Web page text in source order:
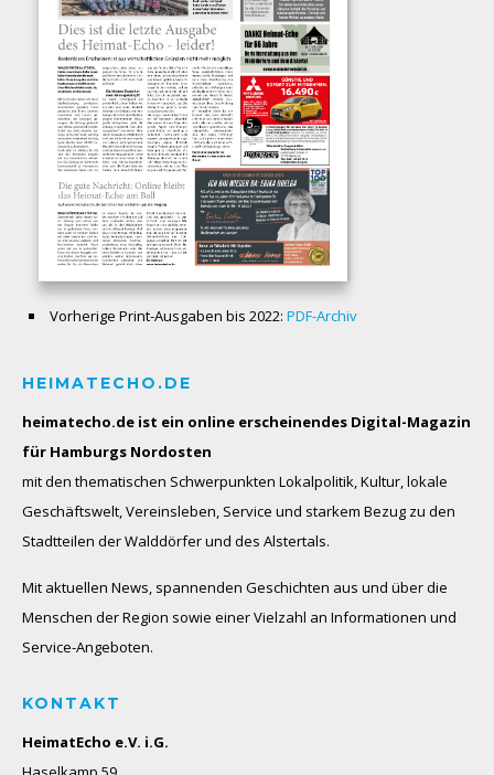
Vorherige Print-Ausgaben bis 2022: PDF-Archiv
HEIMATECHO.DE
heimatecho.de ist ein online erscheinendes Digital-Magazin
für Hamburgs Nordosten
mit den thematischen Schwerpunkten Lokalpolitik, Kultur, lokale
Geschäftswelt, Vereinsleben, Service und starkem Bezug zu den
Stadtteilen der Walddörfer und des Alstertals.
Mit aktuellen News, spannenden Geschichten aus und über die
Menschen der Region sowie einer Vielzahl an Informationen und
Service-Angeboten.
KONTAKT
HeimatEcho e.V. i.G.